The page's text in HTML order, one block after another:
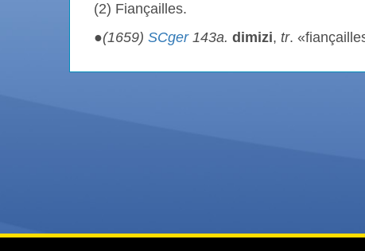
(2) Fiançailles.
●(1659) SCger143a. dimizi, tr.